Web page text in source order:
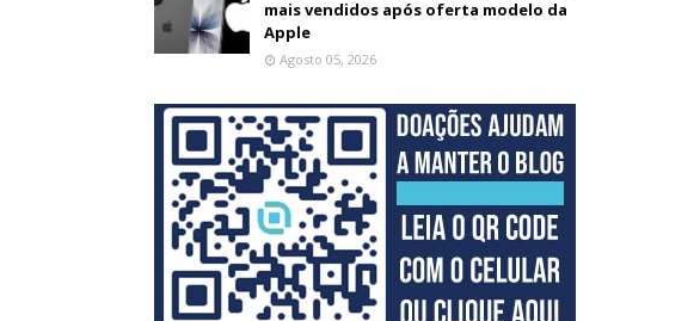
mais vendidos após oferta modelo da
Apple
Agosto 05, 2026